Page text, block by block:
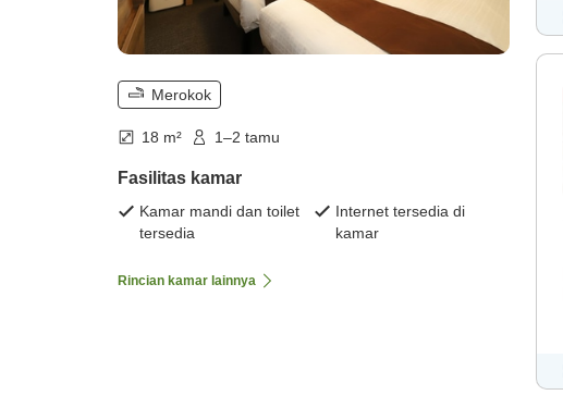
Merokok
18 m² 1–2 tamu
Fasilitas kamar
Kamar mandi dan toilet
tersedia
Internet tersedia di
kamar
Rincian kamar lainnya